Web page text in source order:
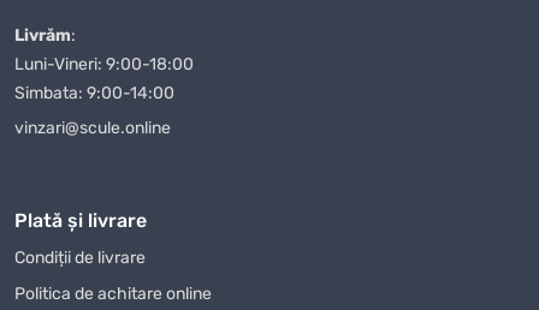
O alegere bună începe cu stabilirea scopului. Pentru
proiecte practice sunt importante detaliile practice:
dimensiunea, materialul, rezistența, modul de utilizare,
întreținerea și raportul dintre preț și beneficii. Dacă produsul
designul, ambalarea și impresia vizuală pot conta mai mult.
Într-un catalog mare, filtrarea după criterii clare
economisește timp și ajută la compararea ofertelor reale, nu
doar a denumirilor asemănătoare.
Livrăm:
Luni-Vineri: 9:00-18:00
Simbata: 9:00-14:00
vinzari@scule.online
Plată și livrare
Condiții de livrare
Politica de achitare online